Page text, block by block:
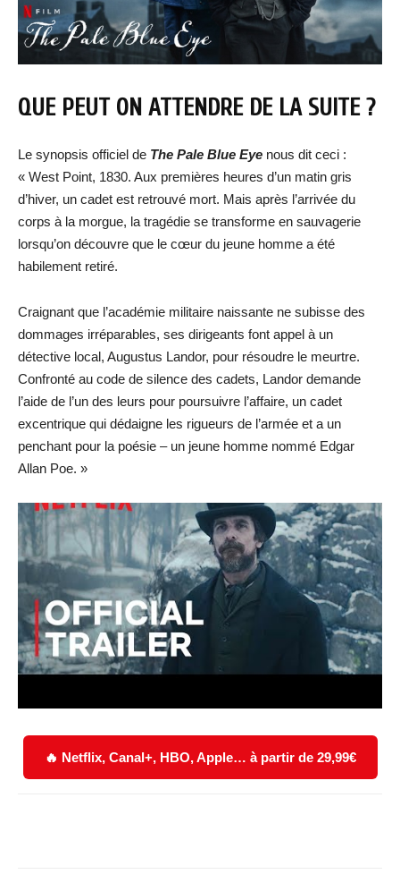
QUE PEUT ON ATTENDRE DE LA SUITE ?
Le synopsis officiel de The Pale Blue Eye nous dit ceci :
« West Point, 1830. Aux premières heures d’un matin gris
d’hiver, un cadet est retrouvé mort. Mais après l’arrivée du
corps à la morgue, la tragédie se transforme en sauvagerie
lorsqu’on découvre que le cœur du jeune homme a été
habilement retiré.
Craignant que l’académie militaire naissante ne subisse des
dommages irréparables, ses dirigeants font appel à un
détective local, Augustus Landor, pour résoudre le meurtre.
Confronté au code de silence des cadets, Landor demande
l’aide de l’un des leurs pour poursuivre l’affaire, un cadet
excentrique qui dédaigne les rigueurs de l’armée et a un
penchant pour la poésie – un jeune homme nommé Edgar
Allan Poe. »
🔥 Netflix, Canal+, HBO, Apple… à partir de 29,99€